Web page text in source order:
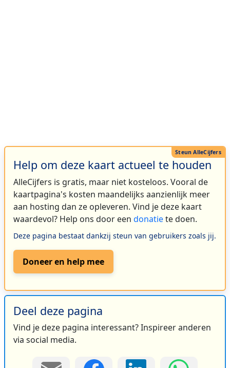
Help om deze kaart actueel te houden
AlleCijfers is gratis, maar niet kosteloos. Vooral de
kaartpagina's kosten maandelijks aanzienlijk meer
aan hosting dan ze opleveren. Vind je deze kaart
waardevol? Help ons door een donatiete doen.
Deze pagina bestaat dankzij steun van gebruikers zoals jij.
Doneer en help mee
Deel deze pagina
Vind je deze pagina interessant? Inspireer anderen
via social media.